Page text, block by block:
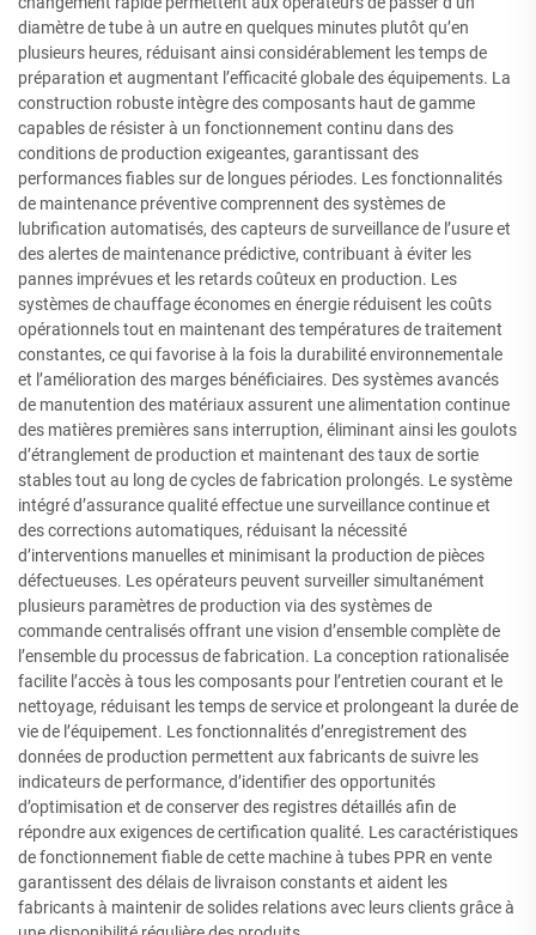
diamètre de tube à un autre en quelques minutes plutôt qu’en
plusieurs heures, réduisant ainsi considérablement les temps de
préparation et augmentant l’efficacité globale des équipements. La
construction robuste intègre des composants haut de gamme
capables de résister à un fonctionnement continu dans des
conditions de production exigeantes, garantissant des
performances fiables sur de longues périodes. Les fonctionnalités
de maintenance préventive comprennent des systèmes de
lubrification automatisés, des capteurs de surveillance de l’usure et
des alertes de maintenance prédictive, contribuant à éviter les
pannes imprévues et les retards coûteux en production. Les
systèmes de chauffage économes en énergie réduisent les coûts
opérationnels tout en maintenant des températures de traitement
constantes, ce qui favorise à la fois la durabilité environnementale
et l’amélioration des marges bénéficiaires. Des systèmes avancés
de manutention des matériaux assurent une alimentation continue
des matières premières sans interruption, éliminant ainsi les goulots
d’étranglement de production et maintenant des taux de sortie
stables tout au long de cycles de fabrication prolongés. Le système
intégré d’assurance qualité effectue une surveillance continue et
des corrections automatiques, réduisant la nécessité
d’interventions manuelles et minimisant la production de pièces
défectueuses. Les opérateurs peuvent surveiller simultanément
plusieurs paramètres de production via des systèmes de
commande centralisés offrant une vision d’ensemble complète de
l’ensemble du processus de fabrication. La conception rationalisée
facilite l’accès à tous les composants pour l’entretien courant et le
nettoyage, réduisant les temps de service et prolongeant la durée de
vie de l’équipement. Les fonctionnalités d’enregistrement des
données de production permettent aux fabricants de suivre les
indicateurs de performance, d’identifier des opportunités
d’optimisation et de conserver des registres détaillés afin de
répondre aux exigences de certification qualité. Les caractéristiques
de fonctionnement fiable de cette machine à tubes PPR en vente
garantissent des délais de livraison constants et aident les
fabricants à maintenir de solides relations avec leurs clients grâce à